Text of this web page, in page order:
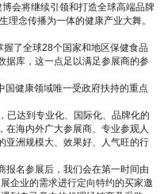
会将继续引领和打造全球高端品牌
理念传播为一体的健康产业大舞。
了全球28个国家和地区保健食品
据库，这一点足以满足参展商的参
国健康领域唯一受政府扶持的重点
已达到专业化、国际化、品牌化的
在海内外广大参展商、专业参观人
亚洲规模大、效果好、人气旺的行
报名参展后，我们会在第一时间由
企业的需求进行定向特约的买家邀